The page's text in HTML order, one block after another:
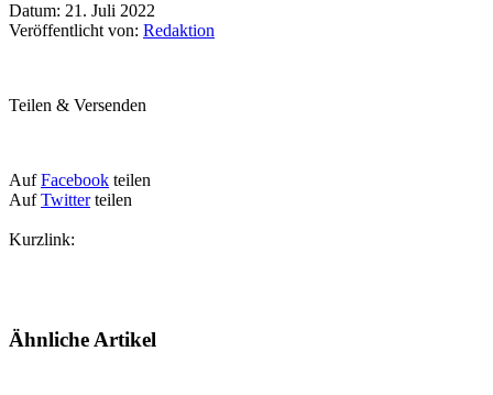
Datum: 21. Juli 2022
Veröffentlicht von: Redaktion
Teilen & Versenden
AufFacebook teilen
AufTwitterteilen
Kurzlink:
Ähnliche Artikel